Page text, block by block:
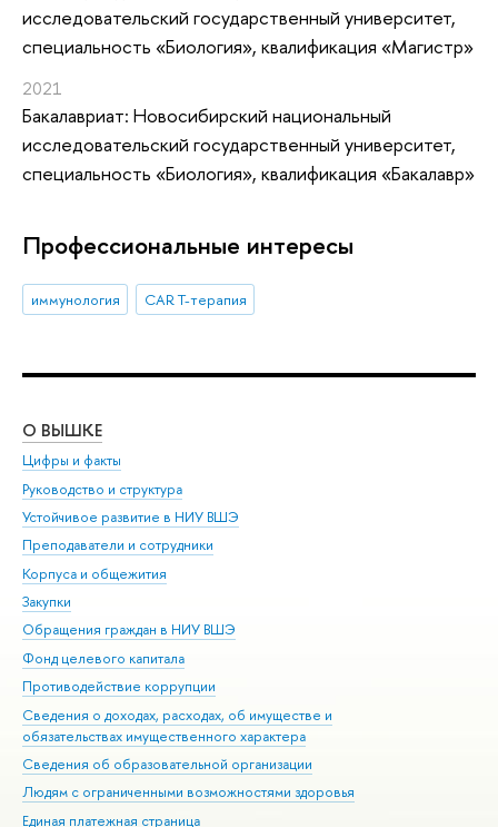
исследовательский государственный университет,
специальность «Биология», квалификация «Магистр»
2021
Бакалавриат: Новосибирский национальный
исследовательский государственный университет,
специальность «Биология», квалификация «Бакалавр»
Профессиональные интересы
иммунология CAR T-терапия
О ВЫШКЕ
Цифры и факты
Руководство и структура
Устойчивое развитие в НИУ ВШЭ
Преподаватели и сотрудники
Корпуса и общежития
Закупки
Обращения граждан в НИУ ВШЭ
Фонд целевого капитала
Противодействие коррупции
Сведения о доходах, расходах, об имуществе и
обязательствах имущественного характера
Сведения об образовательной организации
Людям с ограниченными возможностями здоровья
Единая платежная страница